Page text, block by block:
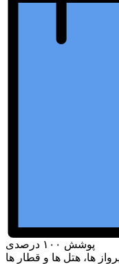
پوشش ۱۰۰ درصدی
ها، هتل ها و قطار ها